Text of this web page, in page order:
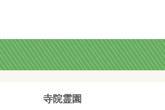
寺院霊園